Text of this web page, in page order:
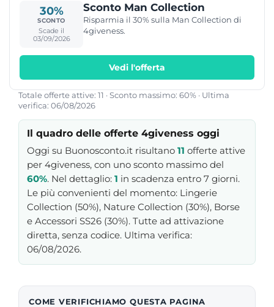
Totale offerte attive: 11 · Sconto massimo: 60% · Ultima
verifica: 06/08/2026
Il quadro delle offerte 4giveness oggi
Oggi su Buonosconto.it risultano 11 offerte attive
per 4giveness, con uno sconto massimo del
60%. Nel dettaglio: 1 in scadenza entro 7 giorni.
Le più convenienti del momento: Lingerie
Collection (50%), Nature Collection (30%), Borse
e Accessori SS26 (30%). Tutte ad attivazione
diretta, senza codice. Ultima verifica:
06/08/2026.
COME VERIFICHIAMO QUESTA PAGINA
30%
SCONTO
Scade il
03/09/2026
Sconto Man Collection
Risparmia il 30% sulla Man Collection di
4giveness.
Vedi l'offerta